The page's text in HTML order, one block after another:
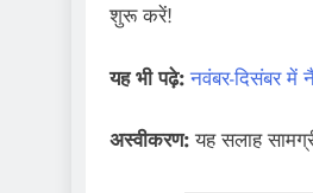
शुरू करें!
यह भी पढ़े: नवंबर-दिसंबर में
अस्वीकरण:यह सलाह